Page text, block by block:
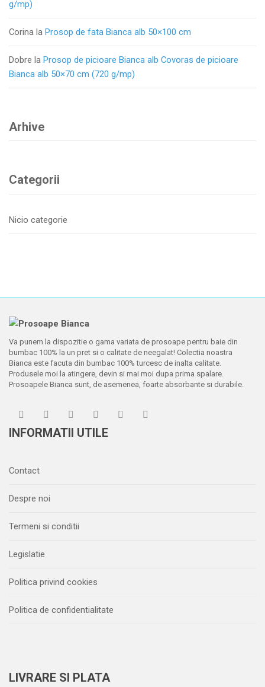
g/mp)
Corina la Prosop de fata Bianca alb 50×100 cm
Dobre la Prosop de picioare Bianca alb Covoras de picioare
Bianca alb 50×70 cm (720 g/mp)
Arhive
Categorii
Nicio categorie
Va punem la dispozitie o gama variata de prosoape pentru baie din
bumbac 100% la un pret si o calitate de neegalat! Colectia noastra
Bianca este facuta din bumbac 100% turcesc de inalta calitate.
Produsele moi la atingere, devin si mai moi dupa prima spalare.
Prosoapele Bianca sunt, de asemenea, foarte absorbante si durabile.
INFORMATII UTILE
Contact
Despre noi
Termeni si conditii
Legislatie
Politica privind cookies
Politica de confidentialitate
LIVRARE SI PLATA